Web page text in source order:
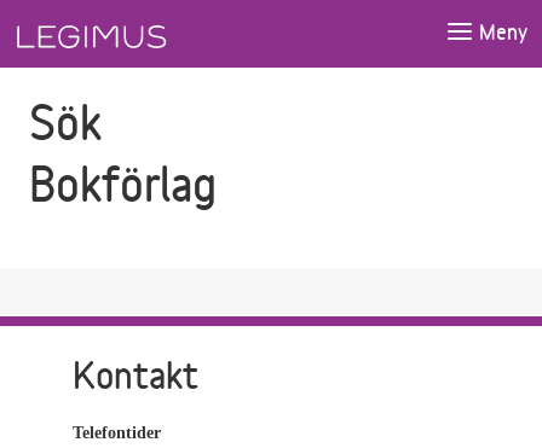
Meny
Sök
Bokförlag
Kontakt
Telefontider